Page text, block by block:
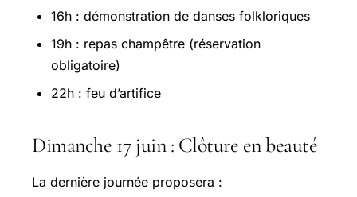
16h : démonstration de danses folkloriques
19h : repas champêtre (réservation
obligatoire)
22h : feu d’artifice
Dimanche 17 juin : Clôture en beauté
La dernière journée proposera :